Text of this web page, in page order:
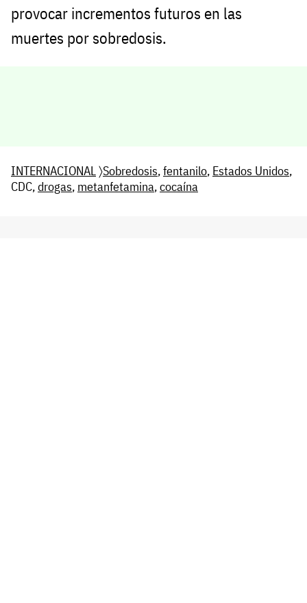
provocar incrementos futuros en las
muertes por sobredosis.
INTERNACIONAL〉Sobredosis,fentanilo, Estados Unidos,
CDC,drogas, metanfetamina,cocaína